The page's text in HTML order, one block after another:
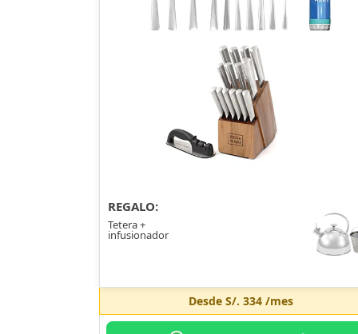
REGALO:
Tetera +
infusionador
Desde S/. 334/mes